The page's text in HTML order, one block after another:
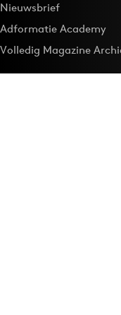
Nieuwsbrief
Adformatie Academy
Volledig Magazine